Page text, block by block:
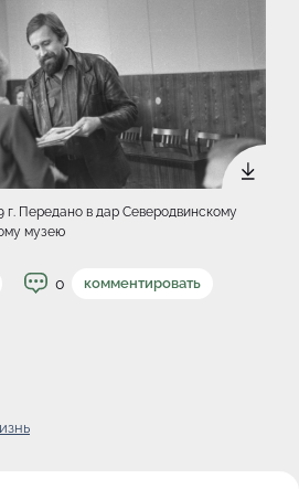
г. Передано в дар Северодвинскому
музею
0 комментировать